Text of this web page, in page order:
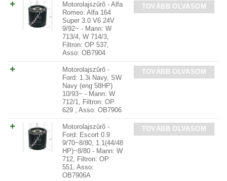
Motorolajszûrõ - Alfa
Romeo: Alfa 164
Super 3.0 V6 24V
9/92~ - Mann: W
713/4, W 714/3,
Filtron: OP 537,
Asso: OB7904
TOVÁBB OLVASOM
Motorolajszûrõ -
Ford: 1.3i Navy, SW
Navy (eng 58HP)
10/93~ - Mann: W
712/1, Filtron: OP
629 , Asso: OB7906
TOVÁBB OLVASOM
Motorolajszûrõ -
Ford: Escort 0.9
9/70~8/80, 1.1(44/48
HP)~8/80 - Mann: W
712, Filtron: OP
551, Asso:
OB7906A
TOVÁBB OLVASOM